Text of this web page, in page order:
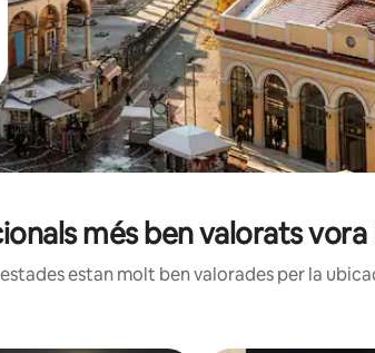
més ben valorats
estan molt ben valorades per la